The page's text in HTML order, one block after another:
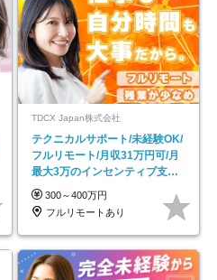
TDCX Japan株式会社
テクニカルサポート/未経験OK/
フルリモート/月収31万円可/月
最大3万のインセンティブ支給/
平均年齢33歳
300～400万円
フルリモートあり